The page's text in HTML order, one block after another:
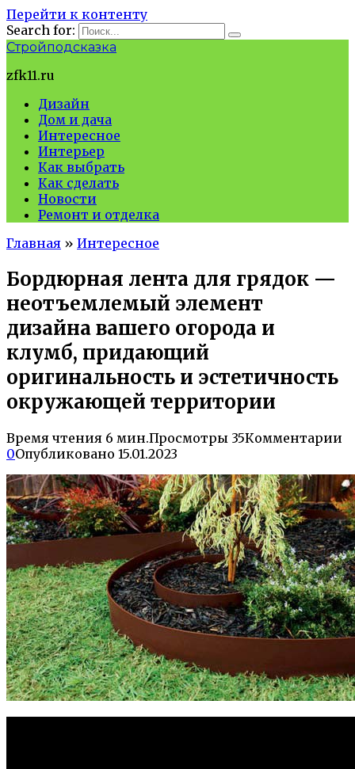
Перейти к контенту
Search for:
Стройподсказка
zfk11.ru
Дизайн
Дом и дача
Интересное
Интерьер
Как выбрать
Как сделать
Новости
Ремонт и отделка
Главная » Интересное
Бордюрная лента для грядок —
неотъемлемый элемент
дизайна вашего огорода и
клумб, придающий
оригинальность и эстетичность
окружающей территории
Время чтения 6 мин.Просмотры 35Комментарии
0Опубликовано 15.01.2023